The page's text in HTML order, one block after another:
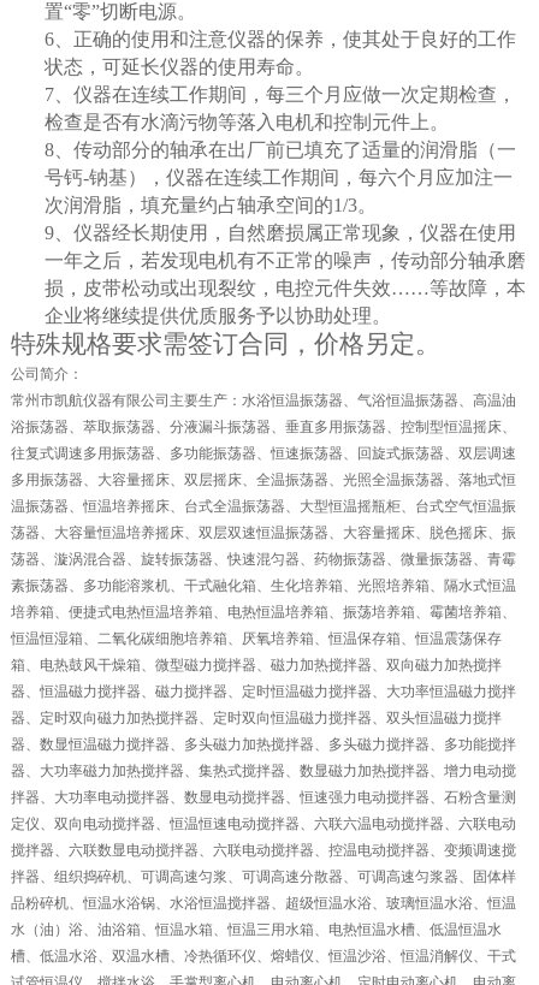
置“零”切断电源。
6、正确的使用和注意仪器的保养，使其处于良好的工作
状态，可延长仪器的使用寿命。
7、仪器在连续工作期间，每三个月应做一次定期检查，
检查是否有水滴污物等落入电机和控制元件上。
8、传动部分的轴承在出厂前已填充了适量的润滑脂（一
号钙-钠基），仪器在连续工作期间，每六个月应加注一
次润滑脂，填充量约占轴承空间的1/3。
9、仪器经长期使用，自然磨损属正常现象，仪器在使用
一年之后，若发现电机有不正常的噪声，传动部分轴承磨
损，皮带松动或出现裂纹，电控元件失效……等故障，本
企业将继续提供优质服务予以协助处理。
特殊规格要求需签订合同，价格另定。
公司简介：
常州市凯航仪器有限公司主要生产：水浴恒温振荡器、气浴恒温振荡器、高温油
浴振荡器、萃取振荡器、分液漏斗振荡器、垂直多用振荡器、控制型恒温摇床、
往复式调速多用振荡器、多功能振荡器、恒速振荡器、回旋式振荡器、双层调速
多用振荡器、大容量摇床、双层摇床、全温振荡器、光照全温振荡器、落地式恒
温振荡器、恒温培养摇床、台式全温振荡器、大型恒温摇瓶柜、台式空气恒温振
荡器、大容量恒温培养摇床、双层双速恒温振荡器、大容量摇床、脱色摇床、振
荡器、漩涡混合器、旋转振荡器、快速混匀器、药物振荡器、微量振荡器、青霉
素振荡器、多功能溶浆机、干式融化箱、生化培养箱、光照培养箱、隔水式恒温
培养箱、便捷式电热恒温培养箱、电热恒温培养箱、振荡培养箱、霉菌培养箱、
恒温恒湿箱、二氧化碳细胞培养箱、厌氧培养箱、恒温保存箱、恒温震荡保存
箱、电热鼓风干燥箱、微型磁力搅拌器、磁力加热搅拌器、双向磁力加热搅拌
器、恒温磁力搅拌器、磁力搅拌器、定时恒温磁力搅拌器、大功率恒温磁力搅拌
器、定时双向磁力加热搅拌器、定时双向恒温磁力搅拌器、双头恒温磁力搅拌
器、数显恒温磁力搅拌器、多头磁力加热搅拌器、多头磁力搅拌器、多功能搅拌
器、大功率磁力加热搅拌器、集热式搅拌器、数显磁力加热搅拌器、增力电动搅
拌器、大功率电动搅拌器、数显电动搅拌器、恒速强力电动搅拌器、石粉含量测
定仪、双向电动搅拌器、恒温恒速电动搅拌器、六联六温电动搅拌器、六联电动
搅拌器、六联数显电动搅拌器、六联电动搅拌器、控温电动搅拌器、变频调速搅
拌器、组织捣碎机、可调高速匀浆、可调高速分散器、可调高速匀浆器、固体样
品粉碎机、恒温水浴锅、水浴恒温搅拌器、超级恒温水浴、玻璃恒温水浴、恒温
水（油）浴、油浴箱、恒温水箱、恒温三用水箱、电热恒温水槽、低温恒温水
槽、低温水浴、双温水槽、冷热循环仪、熔蜡仪、恒温沙浴、恒温消解仪、干式